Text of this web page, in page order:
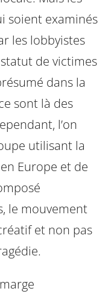
soient examinés
les lobbyistes
de victimes
dans la
sont là des
l’on
utilisant la
Europe et de
le mouvement
et non pas